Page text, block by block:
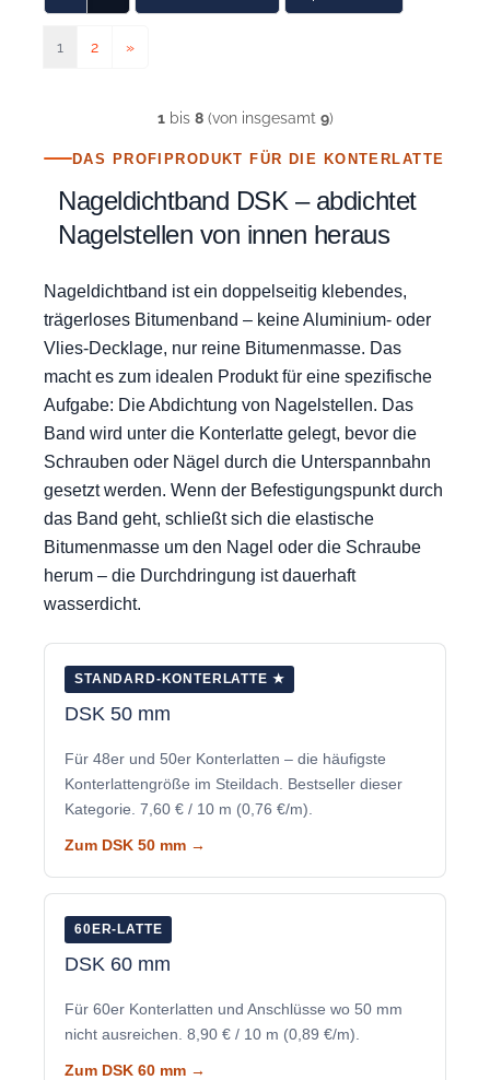
1 2 »
1bis 8(von insgesamt 9)
DAS PROFIPRODUKT FÜR DIE KONTERLATTE
Nageldichtband DSK – abdichtet
Nagelstellen von innen heraus
Nageldichtband ist ein doppelseitig klebendes,
trägerloses Bitumenband – keine Aluminium- oder
Vlies-Decklage, nur reine Bitumenmasse. Das
macht es zum idealen Produkt für eine spezifische
Aufgabe: Die Abdichtung von Nagelstellen. Das
Band wird unter die Konterlatte gelegt, bevor die
Schrauben oder Nägel durch die Unterspannbahn
gesetzt werden. Wenn der Befestigungspunkt durch
das Band geht, schließt sich die elastische
Bitumenmasse um den Nagel oder die Schraube
herum – die Durchdringung ist dauerhaft
wasserdicht.
STANDARD-KONTERLATTE ★
DSK 50 mm
Für 48er und 50er Konterlatten – die häufigste
Konterlattengröße im Steildach. Bestseller dieser
Kategorie. 7,60 € / 10 m (0,76 €/m).
Zum DSK 50 mm →
60ER-LATTE
DSK 60 mm
Für 60er Konterlatten und Anschlüsse wo 50 mm
nicht ausreichen. 8,90 € / 10 m (0,89 €/m).
Zum DSK 60 mm →